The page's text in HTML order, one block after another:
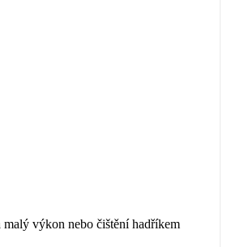
výkon nebo čištění hadříkem